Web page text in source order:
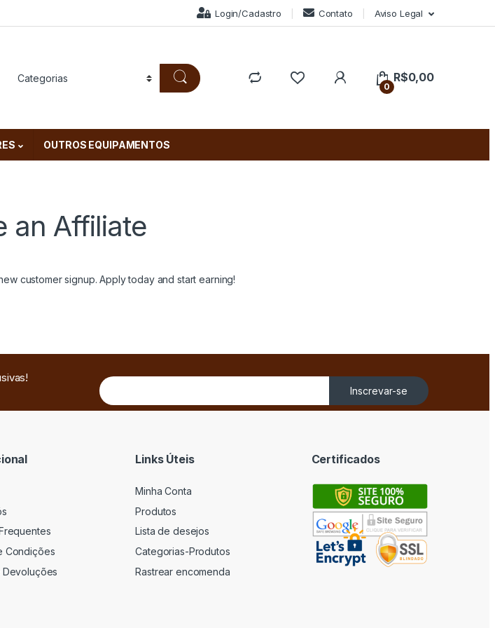
Login/Cadastro Contato Aviso Legal
0
R$0,00
OUTROS EQUIPAMENTOS
an Affiliate
customer signup. Apply today and start earning!
Inscrevar-se
Condições
Devoluções
Links Úteis
Minha Conta
Produtos
Lista de desejos
Categorias-Produtos
Rastrear encomenda
Certificados